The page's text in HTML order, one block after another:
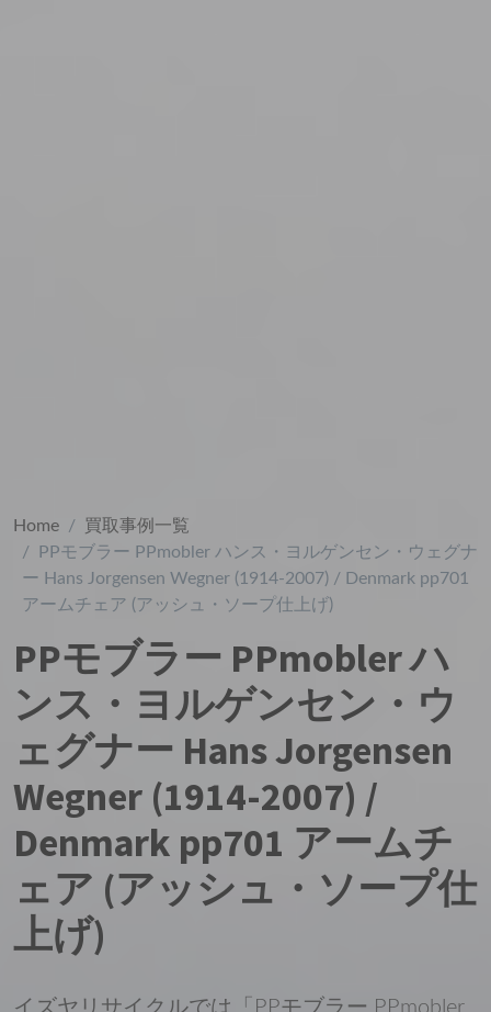
Home
買取事例一覧
PPモブラー PPmobler ハンス・ヨルゲンセン・ウェグナ
ー Hans Jorgensen Wegner (1914-2007) / Denmark pp701
アームチェア (アッシュ・ソープ仕上げ)
PPモブラー PPmobler ハ
ンス・ヨルゲンセン・ウ
ェグナー Hans Jorgensen
Wegner (1914-2007) /
Denmark pp701 アームチ
ェア (アッシュ・ソープ仕
上げ)
イズヤリサイクルでは「PPモブラー PPmobler